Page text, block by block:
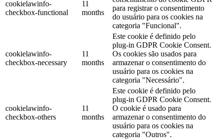
cookielawinfo-
checkbox-functional
11
months
para registrar o consentimento
do usuário para os cookies na
categoria "Funcional".
cookielawinfo-
checkbox-necessary
11
months
Este cookie é definido pelo
plug-in GDPR Cookie Consent.
Os cookies são usados para
armazenar o consentimento do
usuário para os cookies na
categoria "Necessário".
cookielawinfo-
checkbox-others
11
months
Este cookie é definido pelo
plug-in GDPR Cookie Consent.
O cookie é usado para
armazenar o consentimento do
usuário para os cookies na
categoria "Outros".